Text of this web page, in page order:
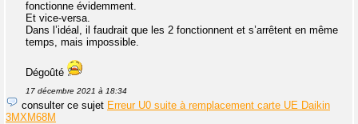
fonctionne évidemment.
Et vice-versa.
Dans l’idéal, il faudrait que les 2 fonctionnent et s’arrêtent en même
temps, mais impossible.
Dégoûté
17 décembre 2021 à 18:34
consulter ce sujet Erreur U0 suite à remplacement carte UE Daikin
3MXM68M